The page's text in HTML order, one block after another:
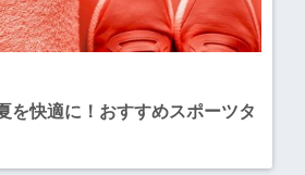
を快適に！おすすめスポーツタ